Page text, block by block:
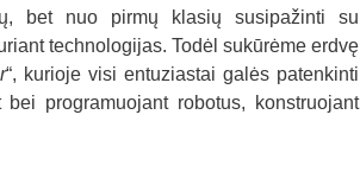
bet nuo pirmų klasių susipažinti su
technologijas. Todėl sukūrėme erdvę
“, kurioje visi entuziastai galės patenkinti
programuojant robotus, konstruojant